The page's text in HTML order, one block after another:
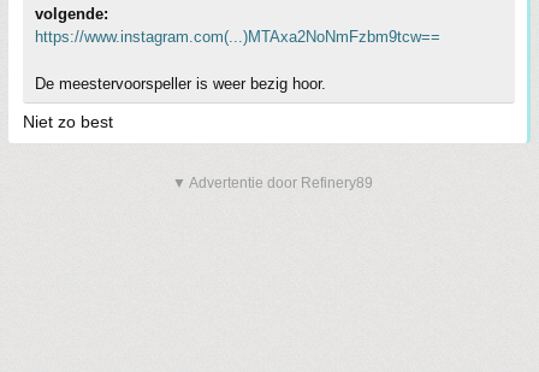
volgende:
https://www.instagram.com(...)MTAxa2NoNmFzbm9tcw==
De meestervoorspeller is weer bezig hoor.
Niet zo best
▼ Advertentie door Refinery89